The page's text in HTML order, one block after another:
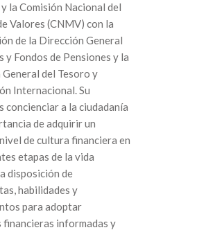
y la Comisión Nacional del
Valores (CNMV) con la
de la Dirección General
y Fondos de Pensiones y la
del Tesoro y
Internacional. Su
concienciar a la ciudadanía
de adquirir un
de cultura financiera en
etapas de la vida
disposición de
habilidades y
para adoptar
financieras informadas y